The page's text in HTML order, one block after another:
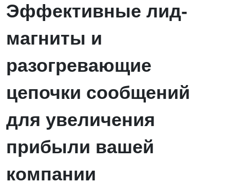
Эффективные лид-
магниты и
разогревающие
цепочки сообщений
для увеличения
прибыли вашей
компании